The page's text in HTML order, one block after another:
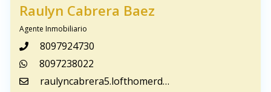
Raulyn Cabrera Baez
Agente Inmobiliario
8097924730
8097238022
raulyncabrera5.lofthomerd@gmail.com